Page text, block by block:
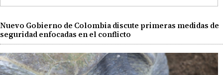
Nuevo Gobierno de Colombia discute primeras medidas de
seguridad enfocadas en el conflicto